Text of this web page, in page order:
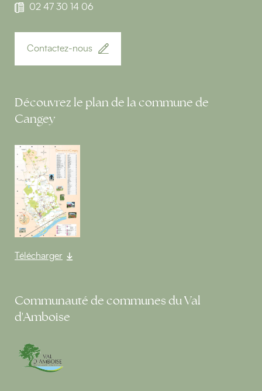
02 47 30 14 06
Contactez-nous
Découvrez le plan de la commune de
Cangey
Télécharger
Communauté de communes du Val
d'Amboise